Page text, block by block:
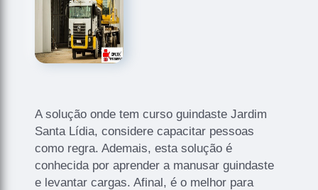
A solução onde tem curso guindaste Jardim
Santa Lídia, considere capacitar pessoas
como regra. Ademais, esta solução é
conhecida por aprender a manusar guindaste
e levantar cargas. Afinal, é o melhor para